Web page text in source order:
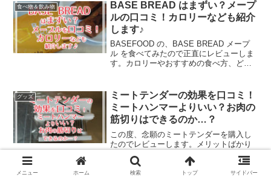
い。
食べ物＆飲み物
BASE BREAD はまずい？メープ
ルの口コミ！カロリーなども紹介
します♪
BASEFOOD の、BASE BREAD メープ
ル を食べてみたので正直にレビューしま
す。カロリーやおすすめの食べ方、どこ
グッズ
ミートテンダーの効果を口コミ！
ミートハンマーよりいい？お肉の
筋切りはできるのか…？
この度、念願のミートテンダーを購入し
たのでレビューします。メリットばかり
みかくさずお伝えしますね。本当にお肉
は柔らかくなるの？筋切りできるの？と
メニュー ホーム 検索 トップ サイドバー